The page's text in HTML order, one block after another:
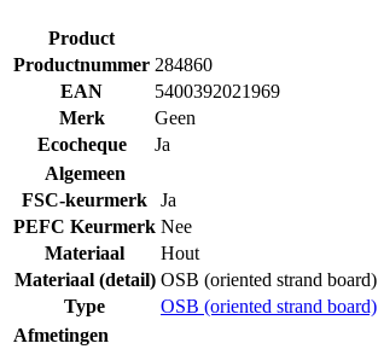
Product
Productnummer 284860
EAN
5400392021969
Merk
Geen
Ecocheque
Ja
Algemeen
FSC-keurmerk
Ja
PEFC Keurmerk Nee
Materiaal
Hout
Materiaal (detail) OSB (oriented strand board)
Type
OSB (oriented strand board)
Afmetingen